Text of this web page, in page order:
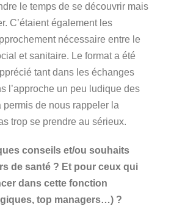
le temps de se découvrir mais
C’étaient également les
nécessaire entre le
et sanitaire. Le format a été
tant dans les échanges
l’approche un peu ludique des
de nous rappeler la
trop se prendre au sérieux.
conseils et/ou souhaits
de santé ? Et pour ceux qui
dans cette fonction
top managers…) ?